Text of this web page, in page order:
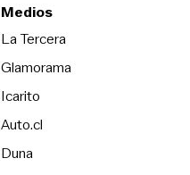
Medios
La TerceraOpens in new
Glamorama
Icarito
Auto.cl
DunaOpens in new window